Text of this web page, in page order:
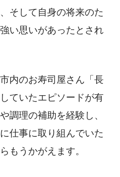
そして自身の将来のた
い思いがあったとされ
内のお寿司屋さん「長
ていたエピソードが有
調理の補助を経験し、
仕事に取り組んでいた
もうかがえます。